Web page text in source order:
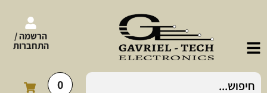
הרשמה /
התחברות
0